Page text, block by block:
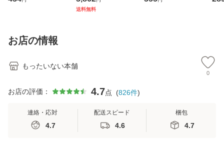
ト・ジャパン [CD]
ジメントスキル 改
送料無料
[CD]【メール便送
お店の情報
もったいない本舗
0
お店の評価： 4.7点 (826件)
連絡・応対
4.7
配送スピード
4.6
梱包
4.7